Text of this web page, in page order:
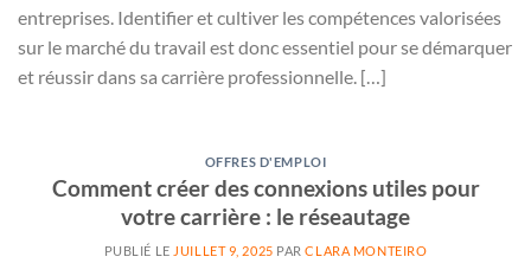
entreprises. Identifier et cultiver les compétences valorisées
sur le marché du travail est donc essentiel pour se démarquer
et réussir dans sa carrière professionnelle. […]
OFFRES D'EMPLOI
Comment créer des connexions utiles pour
votre carrière : le réseautage
PUBLIÉ LE JUILLET 9, 2025 PARCLARA MONTEIRO